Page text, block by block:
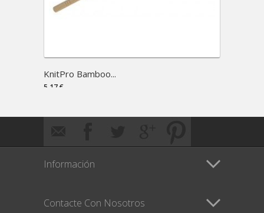
KnitPro Bamboo...
5,17 €
Información
Contacte Con Nosotros